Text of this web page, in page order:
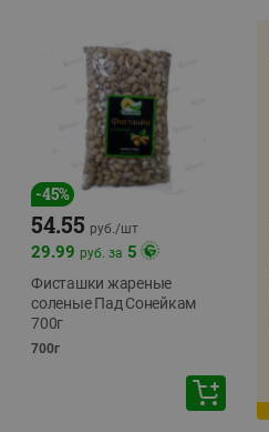
-45%
54.55 руб./шт
29.99 руб. за 5
Фисташки жареные
соленые Пад Сонейкам
700г
700г